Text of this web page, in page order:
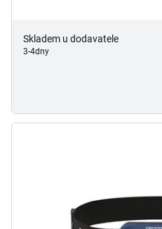
Skladem u dodavatele
3-4dny